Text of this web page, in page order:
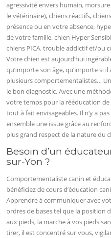
agressivité envers humain,
le vétérinaire), chiens réactifs,
présence ou en votre absence,
de votre famille, chien Hyper
chiens PICA, trouble addictif et/ou
Votre chien est aujourd’hui
qu’importe son âge, qu’importe si
plusieurs comportementalistes…
le bon diagnostic. Avec une
votre temps pour la rééducation
tout à fait envisageables. Il n’y a
ensemble une issue grâce au
plus grand respect de la nature du
Besoin d’un
sur-Yon ?
Comportementaliste canin et
bénéficiez de cours d’éducation
Apprendre à communiquer avec
ordres de bases tel que la position
aux pieds, la marche à vos pieds
tirer, il est concentré sur vous,